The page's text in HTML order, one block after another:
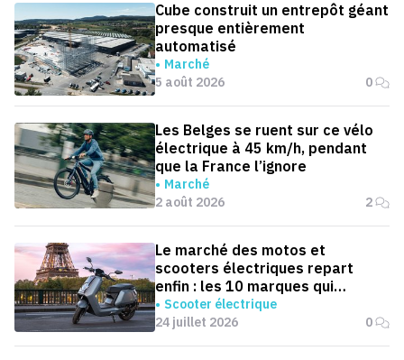
Cube construit un entrepôt géant
presque entièrement
automatisé
Marché
5 août 2026
0
Les Belges se ruent sur ce vélo
électrique à 45 km/h, pendant
que la France l’ignore
Marché
2 août 2026
2
Le marché des motos et
scooters électriques repart
enfin : les 10 marques qui
dominent la France
Scooter électrique
24 juillet 2026
0